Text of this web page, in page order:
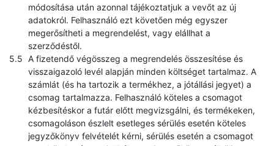
módosítása után azonnal tájékoztatjuk a vevőt az új
adatokról. Felhasználó ezt követően még egyszer
megerősítheti a megrendelést, vagy elállhat a
szerződéstől.
A fizetendő végösszeg a megrendelés összesítése és
visszaigazoló levél alapján minden költséget tartalmaz. A
számlát (és ha tartozik a termékhez, a jótállási jegyet) a
csomag tartalmazza. Felhasználó köteles a csomagot
kézbesítéskor a futár előtt megvizsgálni, és termékeken,
csomagoláson észlelt esetleges sérülés esetén köteles
jegyzőkönyv felvételét kérni, sérülés esetén a csomagot